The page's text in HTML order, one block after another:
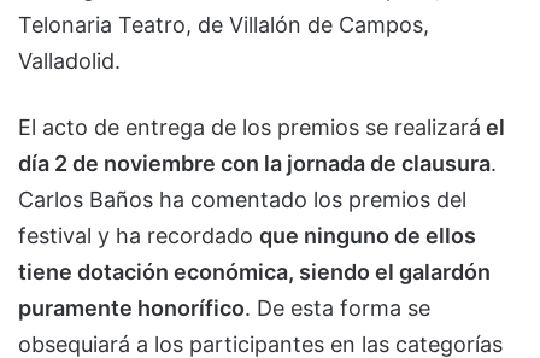
Telonaria Teatro, de Villalón de Campos,
Valladolid.
El acto de entrega de los premios se realizará el
día 2 de noviembre con la jornada de clausura.
Carlos Baños ha comentado los premios del
festival y ha recordado que ninguno de ellos
tiene dotación económica, siendo el galardón
puramente honorífico. De esta forma se
obsequiará a los participantes en las categorías